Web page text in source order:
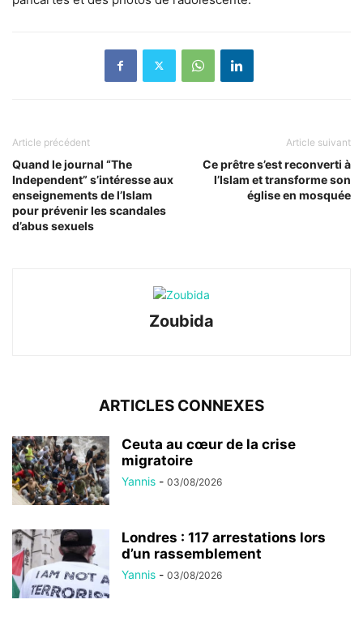
Article précédent
Quand le journal “The
Independent” s’intéresse aux
enseignements de l’Islam
pour prévenir les scandales
d’abus sexuels
Article suivant
Ce prêtre s’est reconverti à
l’Islam et transforme son
église en mosquée
Zoubida
ARTICLES CONNEXES
Ceuta au cœur de la crise
migratoire
Yannis - 03/08/2026
Londres : 117 arrestations lors
d’un rassemblement
Yannis - 03/08/2026